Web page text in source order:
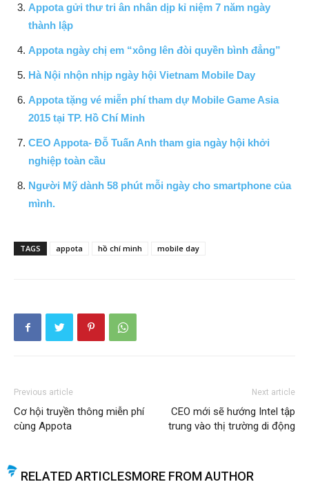
Appota gửi thư tri ân nhân dịp kỉ niệm 7 năm ngày
thành lập
Appota ngày chị em “xông lên đòi quyền bình đẳng”
Hà Nội nhộn nhịp ngày hội Vietnam Mobile Day
Appota tặng vé miễn phí tham dự Mobile Game Asia
2015 tại TP. Hồ Chí Minh
CEO Appota- Đỗ Tuấn Anh tham gia ngày hội khởi
nghiệp toàn cầu
Người Mỹ dành 58 phút mỗi ngày cho smartphone của
mình.
TAGS appota hồ chí minh mobile day
Previous article
Cơ hội truyền thông miễn phí
cùng Appota
Next article
CEO mới sẽ hướng Intel tập
trung vào thị trường di động
RELATED ARTICLESMORE FROM AUTHOR